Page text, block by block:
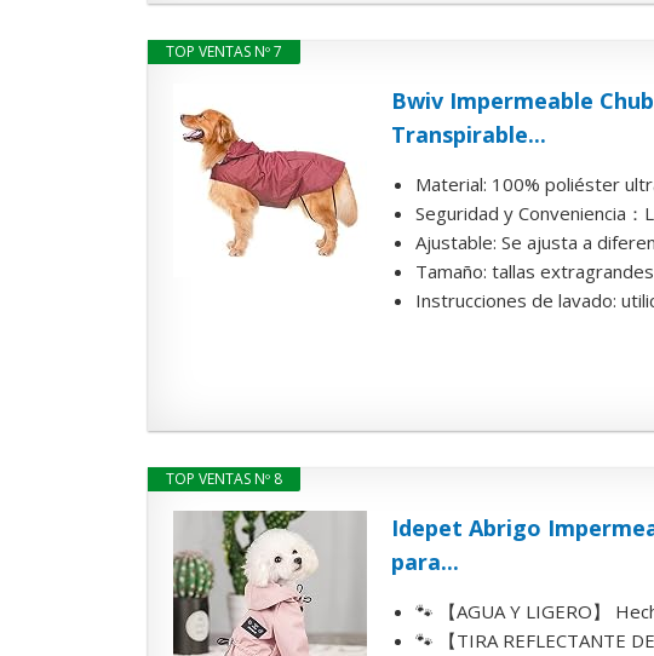
TOP VENTAS Nº 7
Bwiv Impermeable
Transpirable...
Material: 100% poliéster
Seguridad y Conveniencia
Ajustable: Se ajusta a
Tamaño: tallas
Instrucciones de lavado:
TOP VENTAS Nº 8
Idepet Abrigo
para...
🐾 【AGUA Y LIGERO】
🐾 【TIRA REFLECTANTE